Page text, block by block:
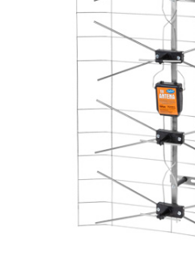
POLITICA DE CONFIDENTIALITATE
POLITICA DE RETUR
TERMENI SI CONDITII